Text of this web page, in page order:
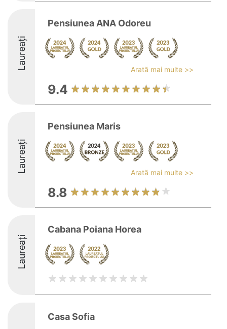
Laureați
Pensiunea ANA Odoreu
Arată mai multe >>
9.4
Laureați
Pensiunea Maris
Arată mai multe >>
8.8
Laureați
Cabana Poiana Horea
Casa Sofia